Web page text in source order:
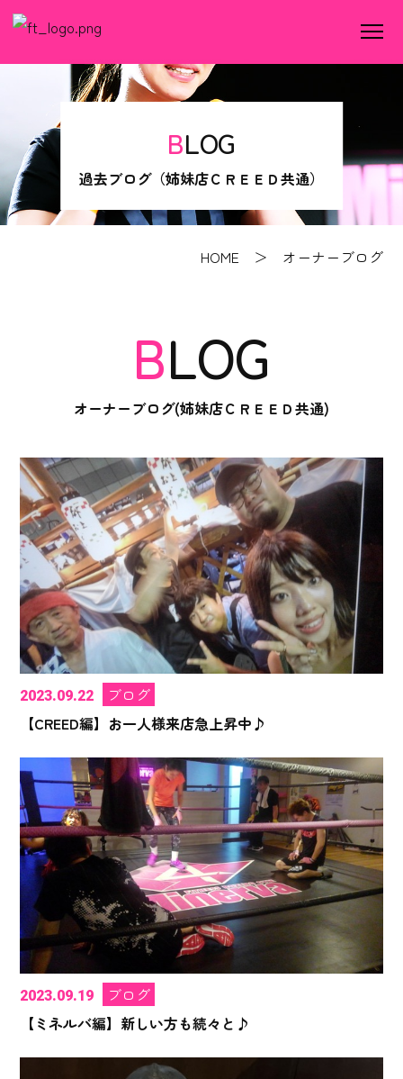
BLOG
過去ブログ（姉妹店ＣＲＥＥＤ共通）
HOME ＞ オーナーブログ
BLOG
オーナーブログ(姉妹店ＣＲＥＥＤ共通)
2023.09.22
ブログ
【CREED編】お一人様来店急上昇中♪
2023.09.19
ブログ
【ミネルバ編】新しい方も続々と♪